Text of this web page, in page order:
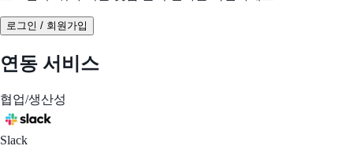
로그인 / 회원가입
연동 서비스
협업/생산성
Slack